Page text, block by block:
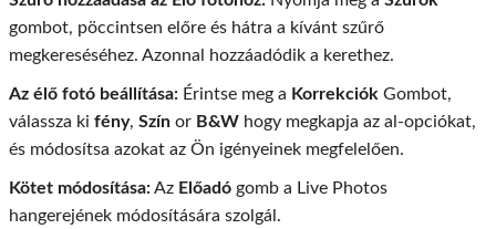
gombot, pöccintsen előre és hátra a kívánt szűrő
megkereséséhez. Azonnal hozzáadódik a kerethez.
Az élő fotó beállítása: Érintse meg a Korrekciók Gombot,
válassza ki fény, Szín or B&W hogy megkapja az al-opciókat,
és módosítsa azokat az Ön igényeinek megfelelően.
Kötet módosítása:Az Előadó gomb a Live Photos
hangerejének módosítására szolgál.